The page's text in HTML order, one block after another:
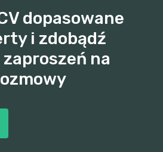
dopasowane
i zdobądź
na